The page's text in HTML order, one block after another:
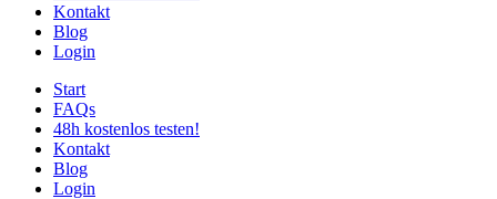
Kontakt
Blog
Login
Start
FAQs
48h kostenlos testen!
Kontakt
Blog
Login